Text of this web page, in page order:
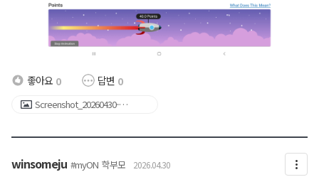
좋아요 0 답변 0
Screenshot_20260430-
winsomeju #myON 학부모 2026.04.30